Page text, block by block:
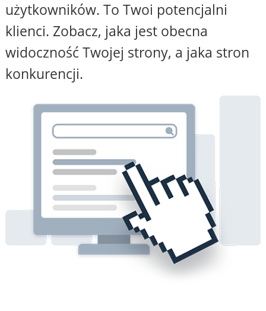
użytkowników. To Twoi potencjalni
klienci. Zobacz, jaka jest obecna
widoczność Twojej strony, a jaka stron
konkurencji.